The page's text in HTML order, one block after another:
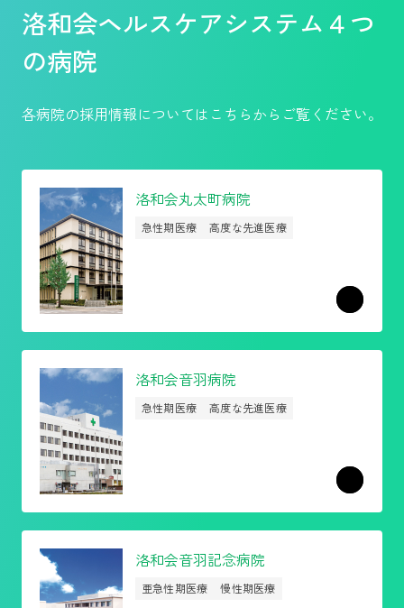
洛和会ヘルスケアシステム４つ
の病院
各病院の採用情報についてはこちらからご覧ください。
洛和会丸太町病院
急性期医療 高度な先進医療
洛和会音羽病院
急性期医療 高度な先進医療
洛和会音羽記念病院
亜急性期医療 慢性期医療